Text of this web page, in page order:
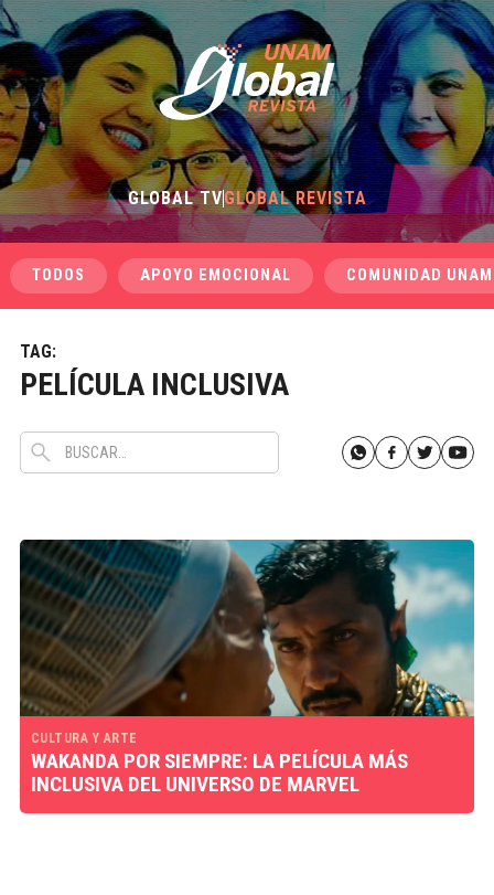
GLOBAL TVGLOBAL REVISTA
TODOS APOYO EMOCIONAL COMUNIDAD UNAM
TAG:
PELÍCULA INCLUSIVA
CULTURA Y ARTE
WAKANDA POR SIEMPRE: LA PELÍCULA MÁS
INCLUSIVA DEL UNIVERSO DE MARVEL